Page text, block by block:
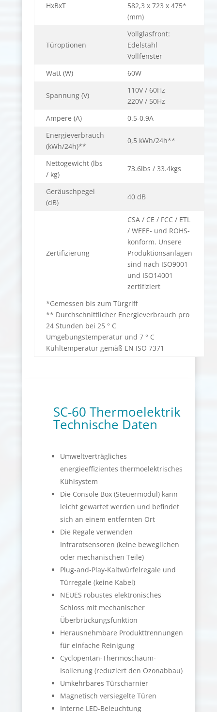
HxBxT
582,3 x 723 x 475*
(mm)
Türoptionen
Vollglasfront:
Edelstahl
Vollfenster
Watt (W)
60W
Spannung (V)
110V / 60Hz
220V / 50Hz
Ampere (A)
0.5-0.9A
Energieverbrauch
(kWh/24h)**
0,5 kWh/24h**
Nettogewicht (lbs
/ kg)
73.6lbs / 33.4kgs
Geräuschpegel
(dB)
40 dB
Zertifizierung
CSA / CE / FCC / ETL
/ WEEE- und ROHS-
konform. Unsere
Produktionsanlagen
sind nach ISO9001
und ISO14001
zertifiziert
*Gemessen bis zum Türgriff
** Durchschnittlicher Energieverbrauch pro
24 Stunden bei 25 ° C
Umgebungstemperatur und 7 ° C
Kühltemperatur gemäß EN ISO 7371
SC-60 Thermoelektrik
Technische Daten
Umweltverträgliches
energieeffizientes thermoelektrisches
Kühlsystem
Die Console Box (Steuermodul) kann
leicht gewartet werden und befindet
sich an einem entfernten Ort
Die Regale verwenden
Infrarotsensoren (keine beweglichen
oder mechanischen Teile)
Plug-and-Play-Kaltwürfelregale und
Türregale (keine Kabel)
NEUES robustes elektronisches
Schloss mit mechanischer
Überbrückungsfunktion
Herausnehmbare Produkttrennungen
für einfache Reinigung
Cyclopentan-Thermoschaum-
Isolierung (reduziert den Ozonabbau)
Umkehrbares Türscharnier
Magnetisch versiegelte Türen
Interne LED-Beleuchtung